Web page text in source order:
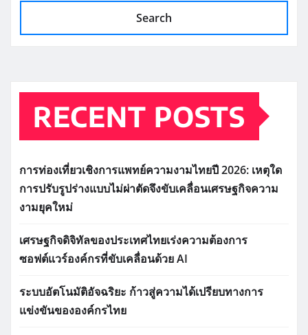
Search
RECENT POSTS
การท่องเที่ยวเชิงการแพทย์ความงามไทยปี 2026: เหตุใด
การปรับรูปร่างแบบไม่ผ่าตัดจึงขับเคลื่อนเศรษฐกิจความ
งามยุคใหม่
เศรษฐกิจดิจิทัลของประเทศไทยเร่งความต้องการ
ซอฟต์แวร์องค์กรที่ขับเคลื่อนด้วย AI
ระบบอัตโนมัติอัจฉริยะ ก้าวสู่ความได้เปรียบทางการ
แข่งขันขององค์กรไทย